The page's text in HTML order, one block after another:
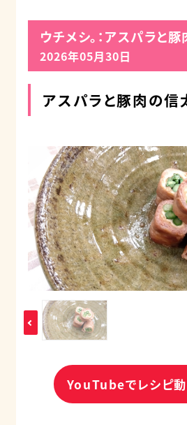
ウチメシ。：アスパラと
2026年05月30日
アスパラと豚肉の信
YouTubeでレシピ動